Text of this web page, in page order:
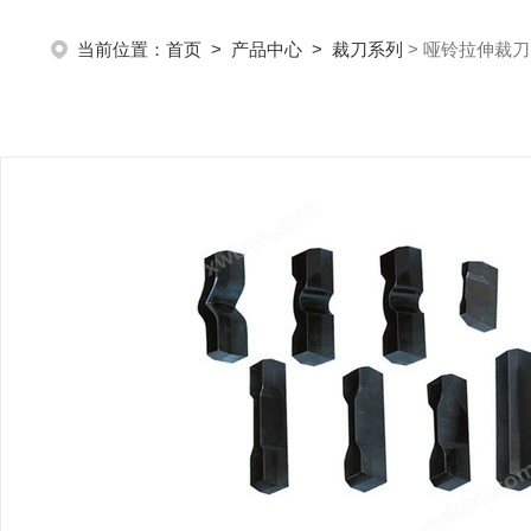
当前位置：首页 > 产品中心 >裁刀系列 > 哑铃拉伸裁刀